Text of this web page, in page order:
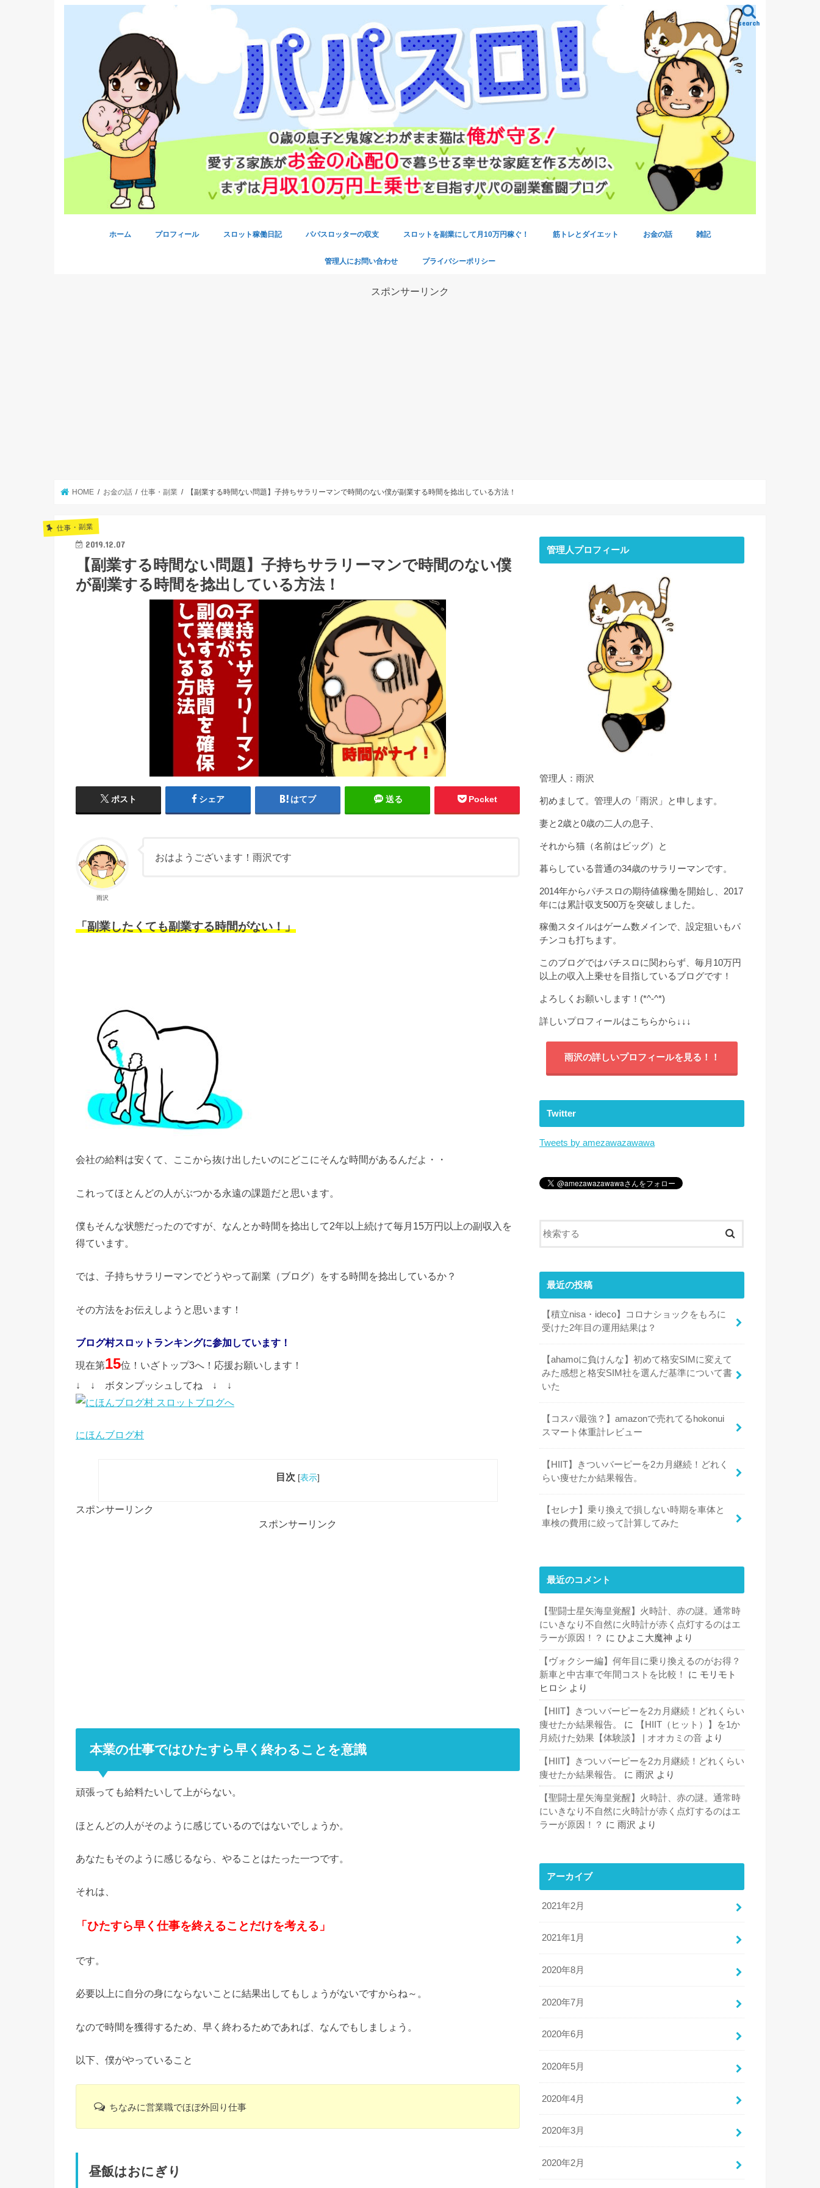
search
ホーム プロフィール スロット稼働日記 パパスロッターの収支 スロットを副業にして月10万円稼ぐ！ 筋トレとダイエット お金の話 雑記
管理人にお問い合わせ プライバシーポリシー
スポンサーリンク
HOME お金の話 仕事・副業 【副業する時間ない問題】子持ちサラリーマンで時間のない僕が副業する時間を捻出している方法！
仕事・副業
2019.12.07
【副業する時間ない問題】子持ちサラリーマンで時間のない僕
が副業する時間を捻出している方法！
ポスト シェア はてブ 送る Pocket
雨沢
おはようございます！雨沢です
「副業したくても副業する時間がない！」
会社の給料は安くて、ここから抜け出したいのにどこにそんな時間があるんだよ・・
これってほとんどの人がぶつかる永遠の課題だと思います。
僕もそんな状態だったのですが、なんとか時間を捻出して2年以上続けて毎月15万円以上の副収入を
得ています。
では、子持ちサラリーマンでどうやって副業（ブログ）をする時間を捻出しているか？
その方法をお伝えしようと思います！
ブログ村スロットランキングに参加しています！
現在第15位！いざトップ3へ！応援お願いします！
↓ ↓ ボタンプッシュしてね ↓ ↓
にほんブログ村
目次 [表示]
スポンサーリンク
スポンサーリンク
本業の仕事ではひたすら早く終わることを意識
頑張っても給料たいして上がらない。
ほとんどの人がそのように感じているのではないでしょうか。
あなたもそのように感じるなら、やることはたった一つです。
それは、
「ひたすら早く仕事を終えることだけを考える」
です。
必要以上に自分の身にならないことに結果出してもしょうがないですからね～。
なので時間を獲得するため、早く終わるためであれば、なんでもしましょう。
以下、僕がやっていること
ちなみに営業職でほぼ外回り仕事
昼飯はおにぎり
管理人プロフィール
管理人：雨沢
初めまして。管理人の「雨沢」と申します。
妻と2歳と0歳の二人の息子、
それから猫（名前はビッグ）と
暮らしている普通の34歳のサラリーマンです。
2014年からパチスロの期待値稼働を開始し、2017
年には累計収支500万を突破しました。
稼働スタイルはゲーム数メインで、設定狙いもパ
チンコも打ちます。
このブログではパチスロに関わらず、毎月10万円
以上の収入上乗せを目指しているブログです！
よろしくお願いします！(*^-^*)
詳しいプロフィールはこちらから ↓↓↓
雨沢の詳しいプロフィールを見る！！
Twitter
Tweets by amezawazawawa
最近の投稿
【積立nisa・ideco】コロナショックをもろに
受けた2年目の運用結果は？
【ahamoに負けんな】初めて格安SIMに変えて
みた感想と格安SIM社を選んだ基準について書
いた
【コスパ最強？】amazonで売れてるhokonui
スマート体重計レビュー
【HIIT】きついバーピーを2カ月継続！どれく
らい痩せたか結果報告。
【セレナ】乗り換えで損しない時期を車体と
車検の費用に絞って計算してみた
最近のコメント
【聖闘士星矢海皇覚醒】火時計、赤の謎。通常時
にいきなり不自然に火時計が赤く点灯するのはエ
ラーが原因！？ に ひよこ大魔神 より
【ヴォクシー編】何年目に乗り換えるのがお得？
新車と中古車で年間コストを比較！
に モリモト
ヒロシ より
【HIIT】きついバーピーを2カ月継続！どれくらい
痩せたか結果報告。
に
【HIIT（ヒット）】を1か
月続けた効果【体験談】 | オオカミの音 より
【HIIT】きついバーピーを2カ月継続！どれくらい
痩せたか結果報告。
に 雨沢 より
【聖闘士星矢海皇覚醒】火時計、赤の謎。通常時
にいきなり不自然に火時計が赤く点灯するのはエ
ラーが原因！？ に 雨沢 より
アーカイブ
2021年2月
2021年1月
2020年8月
2020年7月
2020年6月
2020年5月
2020年4月
2020年3月
2020年2月